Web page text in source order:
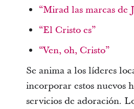
“Mirad las marcas de
“El Cristo es”
“Ven, oh, Cristo”
Se anima a los líderes
incorporar estos nuevos
servicios de adoración.